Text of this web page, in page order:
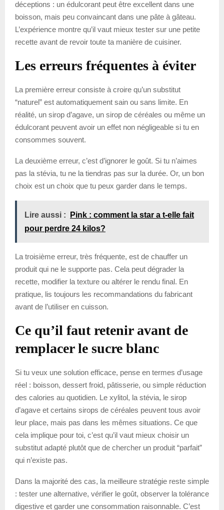
déceptions : un édulcorant peut être excellent dans une
boisson, mais peu convaincant dans une pâte à gâteau.
L’expérience montre qu’il vaut mieux tester sur une petite
recette avant de revoir toute ta manière de cuisiner.
Les erreurs fréquentes à éviter
La première erreur consiste à croire qu’un substitut
“naturel” est automatiquement sain ou sans limite. En
réalité, un sirop d’agave, un sirop de céréales ou même un
édulcorant peuvent avoir un effet non négligeable si tu en
consommes souvent.
La deuxième erreur, c’est d’ignorer le goût. Si tu n’aimes
pas la stévia, tu ne la tiendras pas sur la durée. Or, un bon
choix est un choix que tu peux garder dans le temps.
Lire aussi :
Pink : comment la star a t-elle fait
pour perdre 24 kilos?
La troisième erreur, très fréquente, est de chauffer un
produit qui ne le supporte pas. Cela peut dégrader la
recette, modifier la texture ou altérer le rendu final. En
pratique, lis toujours les recommandations du fabricant
avant de l’utiliser en cuisson.
Ce qu’il faut retenir avant de
remplacer le sucre blanc
Si tu veux une solution efficace, pense en termes d’usage
réel : boisson, dessert froid, pâtisserie, ou simple réduction
des calories au quotidien. Le xylitol, la stévia, le sirop
d’agave et certains sirops de céréales peuvent tous avoir
leur place, mais pas dans les mêmes situations. Ce que
cela implique pour toi, c’est qu’il vaut mieux choisir un
substitut adapté plutôt que de chercher un produit “parfait”
qui n’existe pas.
Dans la majorité des cas, la meilleure stratégie reste simple
: tester une alternative, vérifier le goût, observer la tolérance
digestive et garder une consommation raisonnable. C’est